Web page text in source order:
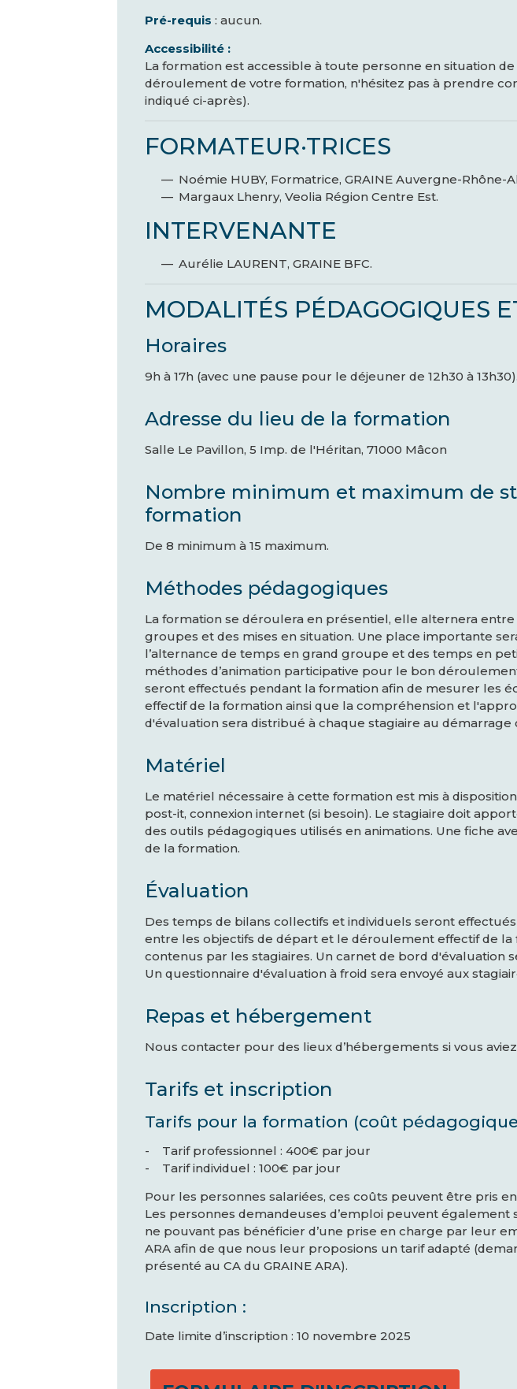
Pré-requis : aucun.
​Accessibilité :
La formation est accessible à toute personne en situation
déroulement de votre formation, n'hésitez pas à prendre
indiqué ci-après).
FORMATEUR·TRICES
Noémie HUBY, Formatrice, GRAINE Auvergne-Rhône-
Margaux Lhenry, Veolia Région Centre Est.
INTERVENANTE
Aurélie LAURENT, GRAINE BFC.
MODALITÉS PÉDAGOGIQUES
Horaires
9h à 17h (avec une pause pour le déjeuner de 12h30 à 13h30).
Adresse du lieu de la formation
Salle Le Pavillon, 5 Imp. de l'Héritan, 71000 Mâcon
Nombre minimum et maximum de
formation
De 8 minimum à 15 maximum.
Méthodes pédagogiques
La formation se déroulera en présentiel, elle alternera
groupes et des mises en situation. Une place importante
l’alternance de temps en grand groupe et des temps en
méthodes d’animation participative pour le bon
seront effectués pendant la formation afin de mesurer les
effectif de la formation ainsi que la compréhension et
d'évaluation sera distribué à chaque stagiaire au démarrage
Matériel
Le matériel nécessaire à cette formation est mis à
post-it, connexion internet (si besoin). Le stagiaire doit
des outils pédagogiques utilisés en animations. Une fiche
de la formation.
Évaluation
Des temps de bilans collectifs et individuels seront
entre les objectifs de départ et le déroulement effectif de
contenus par les stagiaires. Un carnet de bord d'évaluation
Un questionnaire d'évaluation à froid sera envoyé aux
Repas et hébergement
Nous contacter pour des lieux d’hébergements si vous
Tarifs et inscription
Tarifs pour la formation (coût
- Tarif professionnel : 400€ par jour
- Tarif individuel : 100€ par jour
Pour les personnes salariées, ces coûts peuvent être pris
Les personnes demandeuses d’emploi peuvent
ne pouvant pas bénéficier d’une prise en charge par leur
ARA afin de que nous leur proposions un tarif adapté
présenté au CA du GRAINE ARA).
Inscription :
Date limite d’inscription : 10 novembre 2025